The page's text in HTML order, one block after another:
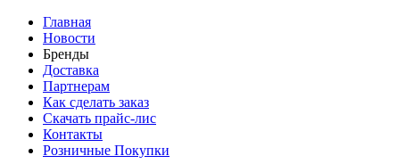
Главная
Новости
Бренды
Доставка
Партнерам
Как сделать заказ
Скачать прайс-лис
Контакты
Розничные Покупки